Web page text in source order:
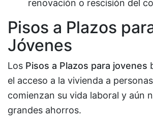
renovación o rescisión del
Pisos a Plazos
Jóvenes
Los Pisos a Plazos para jovenes
el acceso a la vivienda a
comienzan su vida laboral y aún
grandes ahorros.